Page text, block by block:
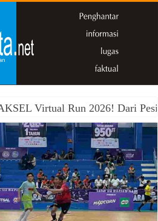
Virtual Run 2026! Dari
Bantu Puluhan Jemaah